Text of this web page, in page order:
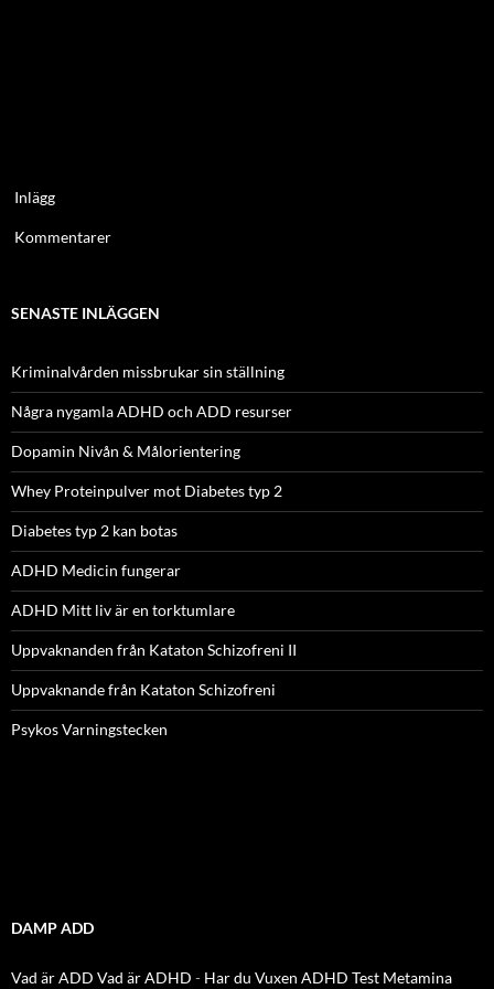
Inlägg
Kommentarer
SENASTE INLÄGGEN
Kriminalvården missbrukar sin ställning
Några nygamla ADHD och ADD resurser
Dopamin Nivån & Målorientering
Whey Proteinpulver mot Diabetes typ 2
Diabetes typ 2 kan botas
ADHD Medicin fungerar
ADHD Mitt liv är en torktumlare
Uppvaknanden från Kataton Schizofreni II
Uppvaknande från Kataton Schizofreni
Psykos Varningstecken
DAMP ADD
Vad är ADD Vad är ADHD - Har du Vuxen ADHD Test Metamina